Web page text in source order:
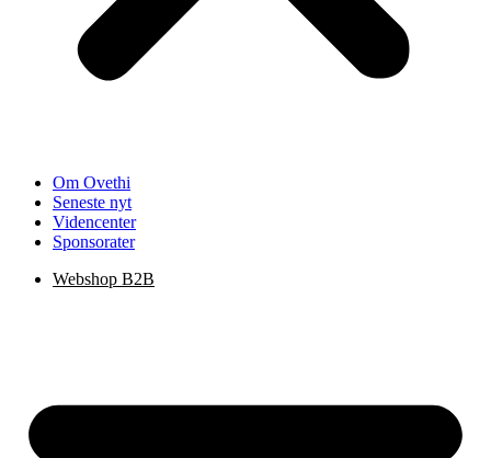
Om Ovethi
Seneste nyt
Videncenter
Sponsorater
Webshop B2B